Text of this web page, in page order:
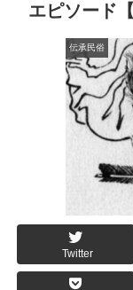
エピソード
伝承民俗
Twitter